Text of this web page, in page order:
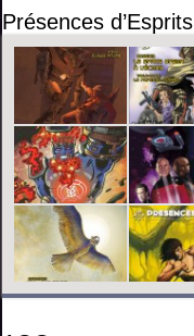
Présences d’Esprits